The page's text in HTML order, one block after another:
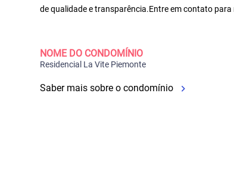
de qualidade e transparência.Entre em contato
NOME DO CONDOMÍNIO
Residencial La Vite Piemonte
Saber mais sobre o condomínio